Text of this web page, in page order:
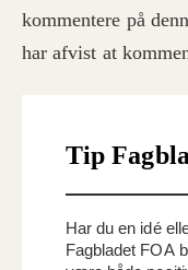
kommentere på
har afvist at
Tip
Har du en idé
Fagbladet FOA